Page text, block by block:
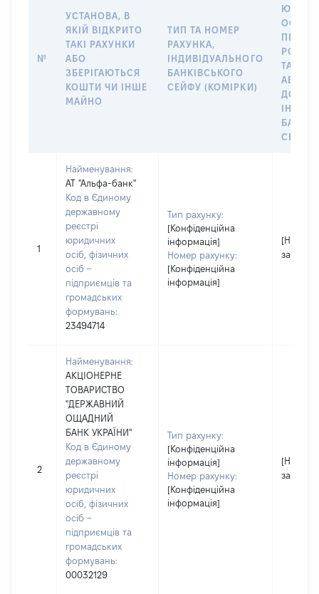
№
УСТАНОВА, В
ЯКІЙ ВІДКРИТО
ТАКІ РАХУНКИ
АБО
ЗБЕРІГАЮТЬСЯ
КОШТИ ЧИ ІНШЕ
МАЙНО
ТИП ТА НОМЕР
РАХУНКА,
ІНДИВІДУАЛЬНОГО
БАНКІВСЬКОГО
СЕЙФУ (КОМІРКИ)
ПРАВО
ТАКИМ
АБО
ДО
СЕЙФУ
1
Найменування:
АТ "Альфа-банк"
Код в Єдиному
державному
реєстрі
юридичних
осіб, фізичних
осіб –
підприємців та
громадських
формувань:
23494714
Тип рахунку:
[Конфіденційна
інформація]
Номер рахунку:
[Конфіденційна
інформація]
[Не
2
Найменування:
АКЦІОНЕРНЕ
ТОВАРИСТВО
"ДЕРЖАВНИЙ
ОЩАДНИЙ
БАНК УКРАЇНИ"
Код в Єдиному
державному
реєстрі
юридичних
осіб, фізичних
осіб –
підприємців та
громадських
формувань:
00032129
Тип рахунку:
[Конфіденційна
інформація]
Номер рахунку:
[Конфіденційна
інформація]
[Не